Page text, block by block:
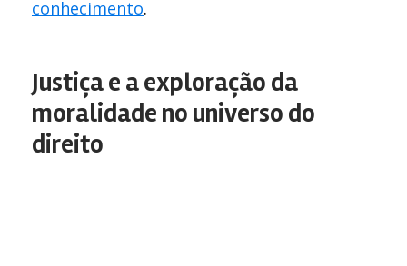
conhecimento.
Justiça e a exploração da
moralidade no universo do
direito